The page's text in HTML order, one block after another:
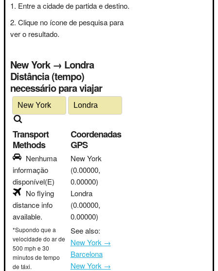
Entre a cidade de partida e destino.
Clique no ícone de pesquisa para
ver o resultado.
New York → Londra
Distância (tempo)
necessário para viajar
Transport
Methods
Nenhuma
informação
disponível(E)
No flying
distance info
available.
*Supondo que a
velocidade do ar de
500 mph e 30
minutos de tempo
de táxi.
Coordenadas
GPS
New York
(0.00000,
0.00000)
Londra
(0.00000,
0.00000)
See also:
New York →
Barcelona
New York →